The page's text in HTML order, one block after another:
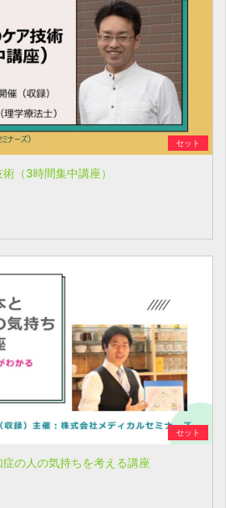
セット
（3時間集中講座）
セット
の人の気持ちを考える講座